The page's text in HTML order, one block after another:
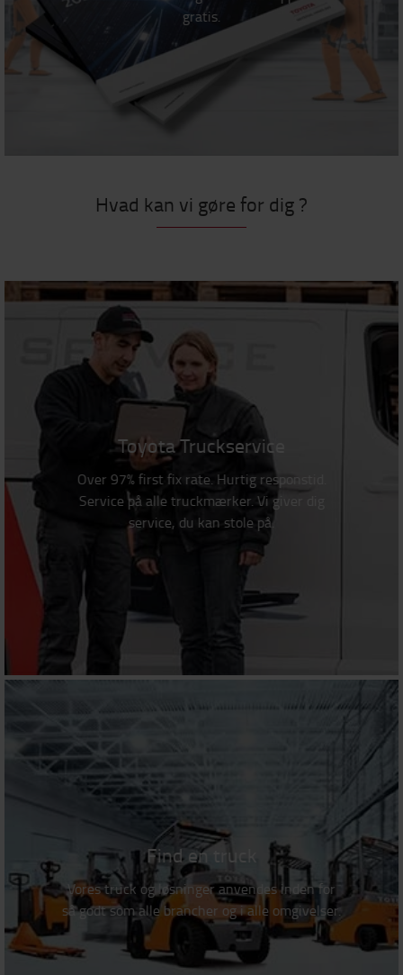
gratis.
Hvad kan vi gøre for dig ?
Toyota Truckservice
Over 97% first fix rate. Hurtig responstid.
Service på alle truckmærker. Vi giver dig
service, du kan stole på.
Find en truck
Vores truck og løsninger anvendes inden for
så godt som alle brancher og i alle omgivelser.